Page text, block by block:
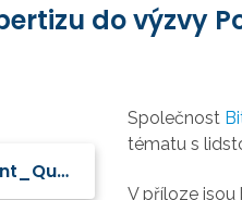
do výzvy
Partner_Search_Form_BitMint_Quantum Transition_16Sep2024.pdf
Společnost
tématu s
V příloze